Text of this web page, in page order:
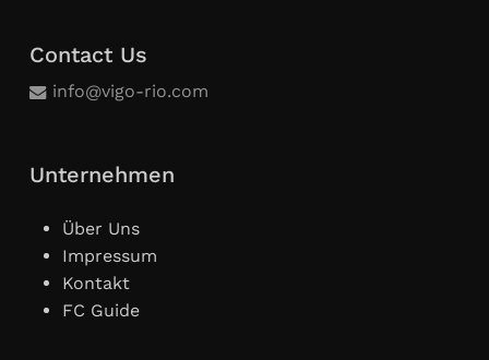
Contact Us
info@vigo-rio.com
Unternehmen
Über Uns
Impressum
Kontakt
FC Guide